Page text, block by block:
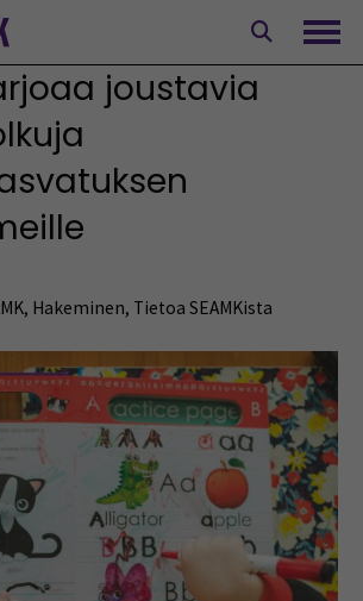
joustavia
, Hakeminen, Tietoa SEAMKista